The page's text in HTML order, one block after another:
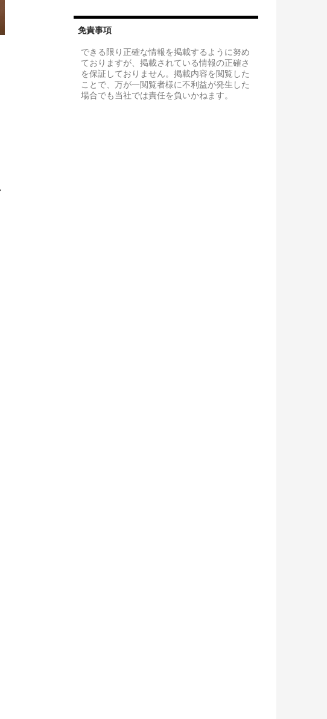
免責事項
できる限り正確な情報を掲載するように努め
ておりますが、掲載されている情報の正確さ
を保証しておりません。掲載内容を閲覧した
ことで、万が一閲覧者様に不利益が発生した
場合でも当社では責任を負いかねます。